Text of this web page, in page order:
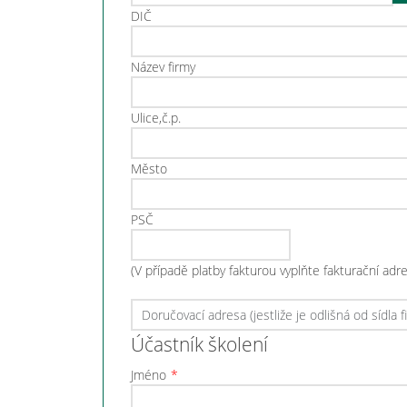
DIČ
Název firmy
Ulice,č.p.
Město
PSČ
(V případě platby fakturou vyplňte fakturační
Účastník školení
Jméno